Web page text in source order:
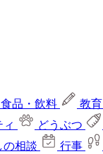
食品・飲料 教育
ィ どうぶつ
の相談 行事